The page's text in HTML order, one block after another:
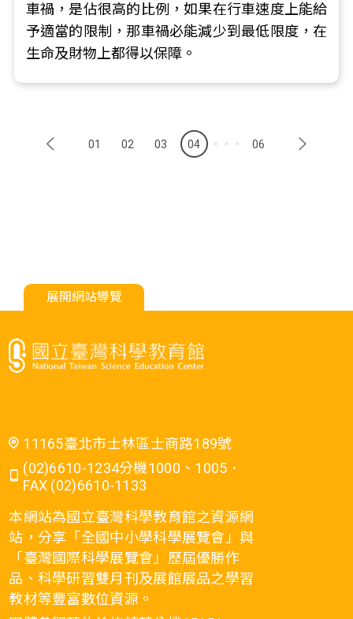
車禍，是佔很高的比例，如果在行車速度上能給
予適當的限制，那車禍必能減少到最低限度，在
生命及財物上都得以保障。
01 02 03 04 06
展開網站導覽
11165臺北市士林區士商路189號
(02)6610-1234分機1000、1005．
FAX (02)6610-1133
本網站為國立臺灣科學教育館之資源網
站，分享「全國中小學科學展覽會」與
「臺灣國際科學展覽會」歷屆優勝作
品、科學研習雙月刊及展館展品之學習
教材等豐富數位資源。